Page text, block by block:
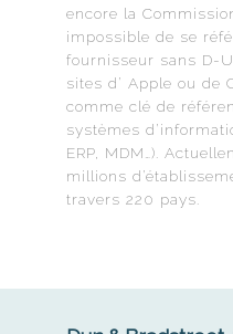
encore la
impossible de se
fournisseur sans D-
sites d’ Apple ou de
comme clé de
systèmes
ERP, MDM…).
millions
travers 220 pays.